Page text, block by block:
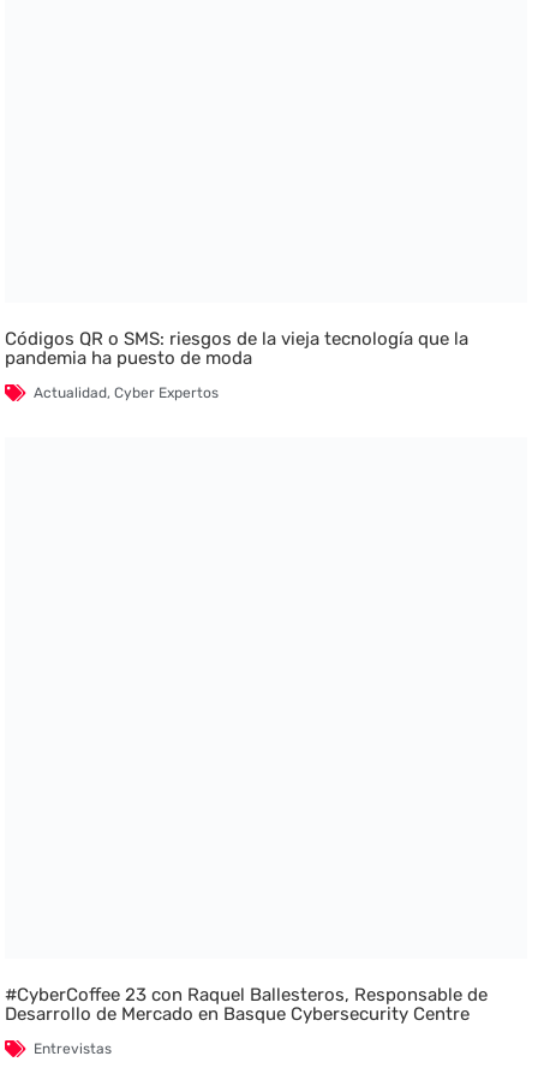
Códigos QR o SMS: riesgos de la vieja tecnología que la
pandemia ha puesto de moda
Actualidad,Cyber Expertos
#CyberCoffee 23 con Raquel Ballesteros, Responsable de
Desarrollo de Mercado en Basque Cybersecurity Centre
Entrevistas